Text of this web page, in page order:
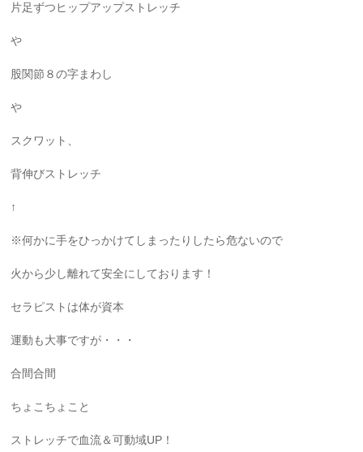
片足ずつヒップアップストレッチ
や
股関節８の字まわし
や
スクワット、
背伸びストレッチ
↑
※何かに手をひっかけてしまったりしたら危ないので
火から少し離れて安全にしております！
セラピストは体が資本
運動も大事ですが・・・
合間合間
ちょこちょこと
ストレッチで血流＆可動域UP！